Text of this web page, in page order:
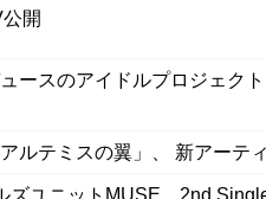
公開
ースのアイドルプロジェク
ルテミスの翼」、 新アーテ